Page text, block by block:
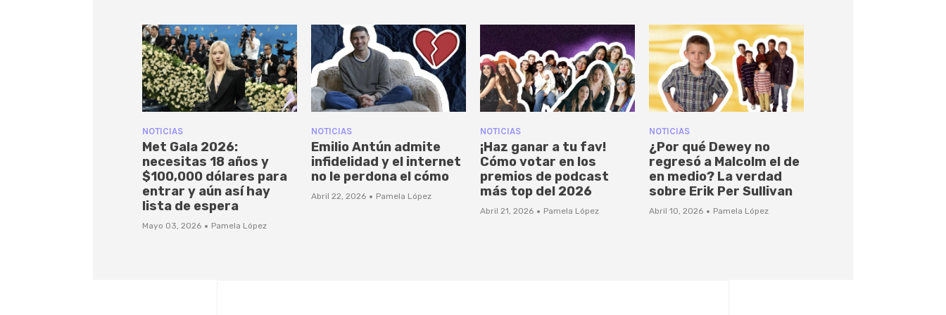
NOTICIAS
Met Gala 2026:
necesitas 18 años y
$100,000 dólares para
entrar y aún así hay
lista de espera
Mayo 03, 2026 · Pamela López
NOTICIAS
Emilio Antún admite
infidelidad y el internet
no le perdona el cómo
Abril 22, 2026 · Pamela López
NOTICIAS
¡Haz ganar a tu fav!
Cómo votar en los
premios de podcast
más top del 2026
Abril 21, 2026 · Pamela López
NOTICIAS
¿Por qué Dewey no
regresó a Malcolm el de
en medio? La verdad
sobre Erik Per Sullivan
Abril 10, 2026 · Pamela López